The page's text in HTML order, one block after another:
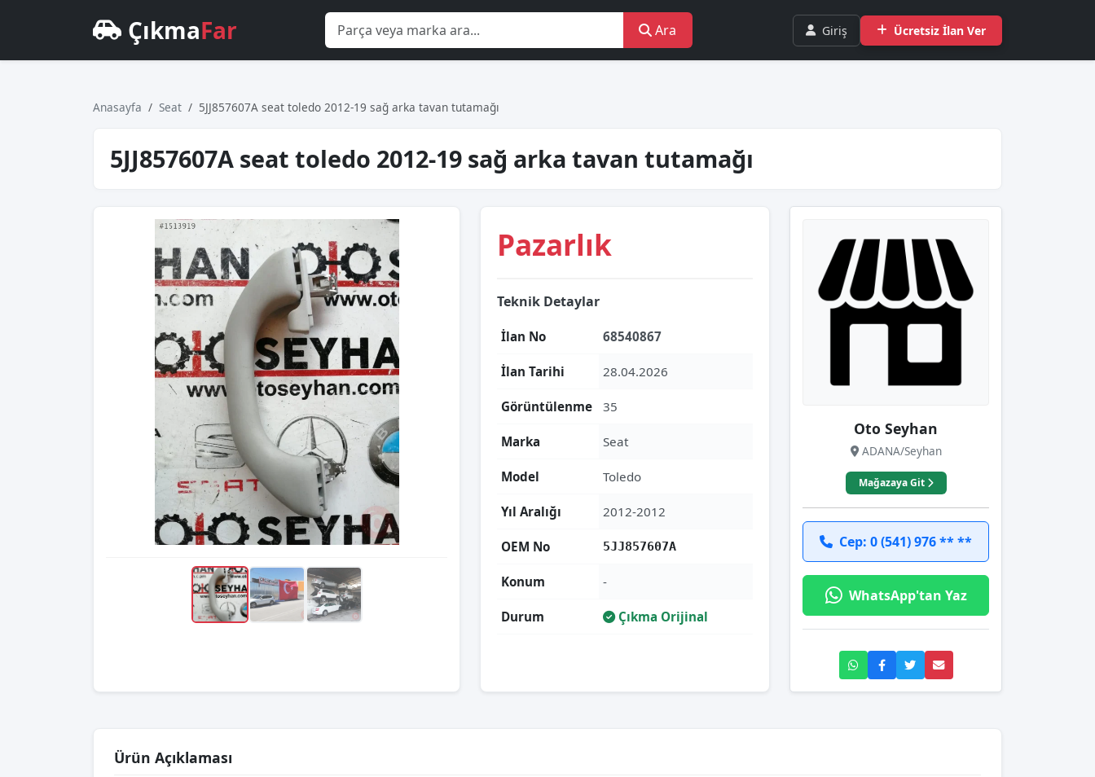
ÇıkmaFar Ara Giriş Ücretsiz İlan Ver
Anasayfa Seat 5JJ857607A seat toledo 2012-19 sağ arka tavan tutamağı
5JJ857607A seat toledo 2012-19 sağ arka tavan tutamağı
Pazarlık
Teknik Detaylar
İlan No 68540867
İlan Tarihi 28.04.2026
Görüntülenme 35
Marka Seat
Model Toledo
Yıl Aralığı 2012-2012
OEM No 5JJ857607A
Konum -
Durum Çıkma Orijinal
Oto Seyhan
ADANA/Seyhan
Mağazaya Git
Cep: 0 (541) 976 ** **
WhatsApp'tan Yaz
Ürün Açıklaması